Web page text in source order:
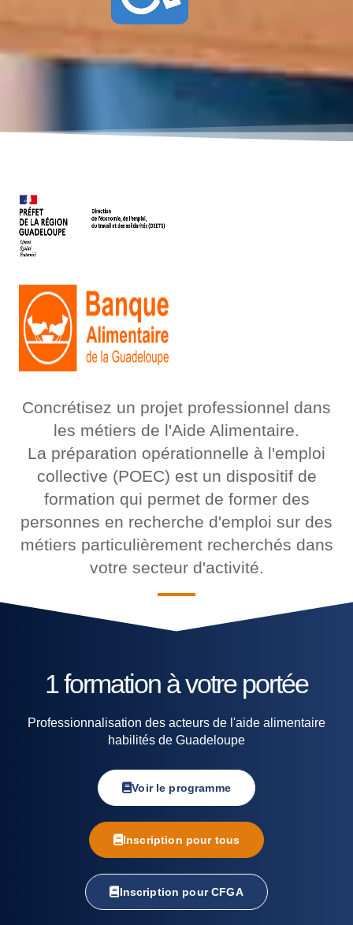
Concrétisez un projet professionnel dans
les métiers de l'Aide Alimentaire.
La préparation opérationnelle à l'emploi
collective (POEC) est un dispositif de
formation qui permet de former des
personnes en recherche d'emploi sur des
métiers particulièrement recherchés dans
votre secteur d'activité.
1 formation à votre portée
Professionnalisation des acteurs de l'aide alimentaire
habilités de Guadeloupe
Voir le programme
Inscription pour tous
Inscription pour CFGA